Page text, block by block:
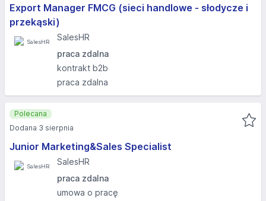
Export Manager FMCG (sieci handlowe - słodycze i
przekąski)
SalesHR
praca zdalna
kontrakt b2b
praca zdalna
Junior Marketing&Sales Specialist
SalesHR
praca zdalna
umowa o pracę
Polecana
Dodana 3 sierpnia